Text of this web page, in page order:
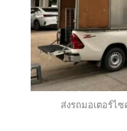
ส่งรถมอเตอร์ไ